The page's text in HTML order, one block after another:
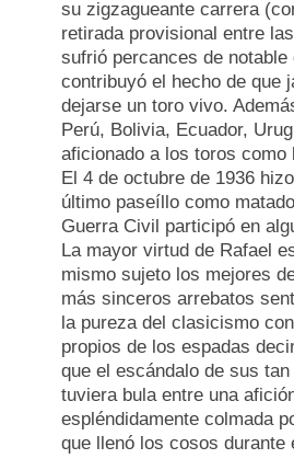
su zigzagueante carrera
retirada provisional entre
sufrió percances de
contribuyó el hecho de que
dejarse un toro vivo.
Perú, Bolivia, Ecuador,
aficionado a los toros como
El 4 de octubre de 1936
último paseíllo como
Guerra Civil participó en
La mayor virtud de Rafael
mismo sujeto los mejores
más sinceros arrebatos
la pureza del clasicismo
propios de los espadas
que el escándalo de sus
tuviera bula entre una
espléndidamente colmada
que llenó los cosos